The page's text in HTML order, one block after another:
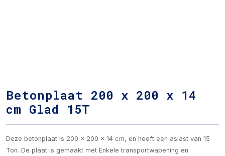
Betonplaat 200 x 200 x 14
cm Glad 15T
Deze betonplaat is 200 x 200 x 14 cm, en heeft een aslast van 15
Ton. De plaat is gemaakt met Enkele transportwapening en